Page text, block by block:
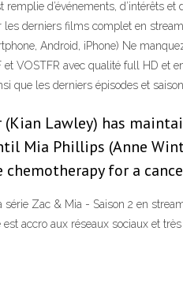
remplie d’événements,
les derniers films complet en
Android, iPhone) Ne
et VOSTFR avec qualité full HD et
que les derniers épisodes et
(Kian Lawley) has
Mia Phillips (Anne
chemotherapy for a
série Zac & Mia - Saison 2 en
accro aux réseaux sociaux et